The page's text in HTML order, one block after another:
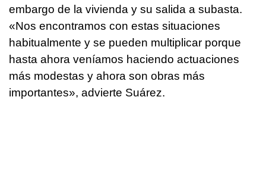
embargo de la vivienda y su salida a subasta.
«Nos encontramos con estas situaciones
habitualmente y se pueden multiplicar porque
hasta ahora veníamos haciendo actuaciones
más modestas y ahora son obras más
importantes», advierte Suárez.